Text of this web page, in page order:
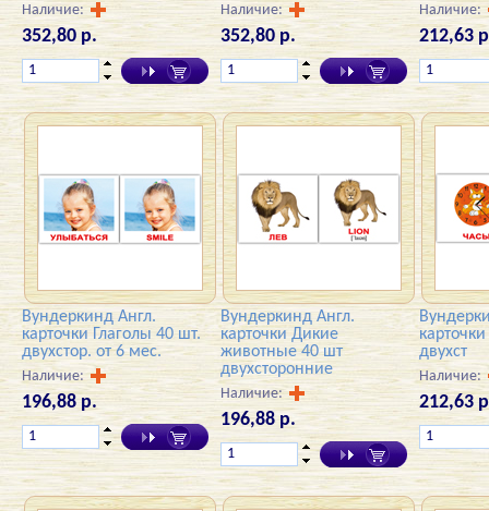
Наличие:
352,80 р.
Наличие:
352,80 р.
Наличие:
212,63
Вундеркинд Англ.
карточки Глаголы 40 шт.
двухстор. от 6 мес.
Наличие:
196,88 р.
Вундеркинд Англ.
карточки Дикие
животные 40 шт
двухсторонние
Наличие:
196,88 р.
двухст
Наличие:
212,63